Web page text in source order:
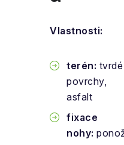
Vlastnosti:
terén: tvrdé
povrchy,
asfalt
fixace
nohy: